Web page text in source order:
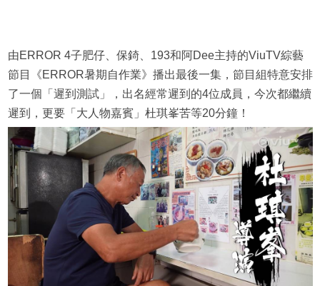
由ERROR 4子肥仔、保錡、193和阿Dee主持的ViuTV綜藝
節目《ERROR暑期自作業》播出最後一集，節目組特意安排
了一個「遲到測試」，出名經常遲到的4位成員，今次都繼續
遲到，更要「大人物嘉賓」杜琪峯苦等20分鐘！